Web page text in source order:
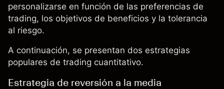
personalizarse en función de las preferencias de
trading, los objetivos de beneficios y la tolerancia
al riesgo.
A continuación, se presentan dos estrategias
populares de trading cuantitativo.
Estrategia de reversión a la media